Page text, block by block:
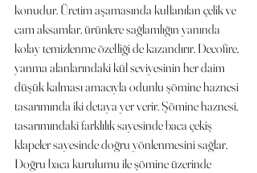
konudur. Üretim aşamasında kullanılan çelik ve
cam aksamlar, ürünlere sağlamlığın yanında
kolay temizlenme özelliği de kazandırır. Decofire,
yanma alanlarındaki kül seviyesinin her daim
düşük kalması amacıyla odunlu şömine haznesi
tasarımında iki detaya yer verir. Şömine haznesi,
tasarımındaki farklılık sayesinde baca çekiş
klapeler sayesinde doğru yönlenmesini sağlar.
Doğru baca kurulumu ile şömine üzerinde